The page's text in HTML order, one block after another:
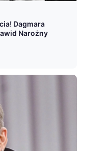
Dagmara
Narożny